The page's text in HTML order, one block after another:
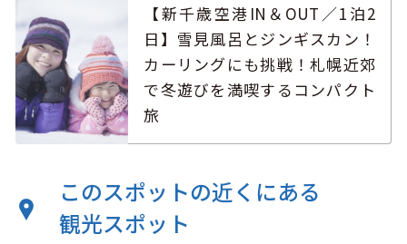
【新千歳空港IN＆OUT／1泊2
日】雪見風呂とジンギスカン！
カーリングにも挑戦！札幌近郊
で冬遊びを満喫するコンパクト
旅
このスポットの近くにある
観光スポット